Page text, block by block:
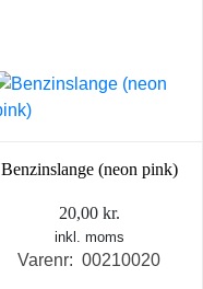
Benzinslange (neon pink)
20,00 kr.
inkl. moms
Varenr: 00210020